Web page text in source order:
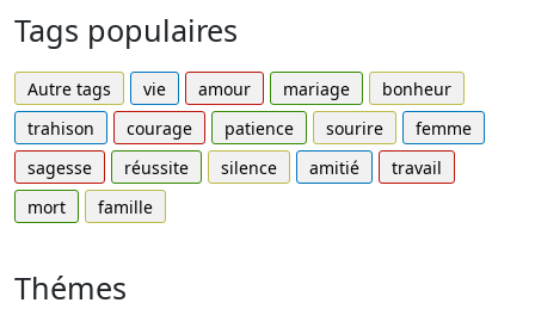
Tags populaires
Autre tags vie amour mariage
bonheur
trahison
courage patience sourire
femme
sagesse
réussite silence amitié
travail
mort
famille
Thémes